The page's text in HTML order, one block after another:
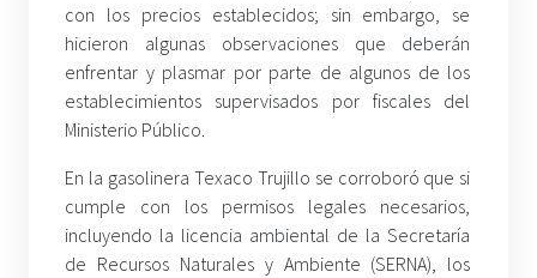
con los precios establecidos; sin embargo, se
hicieron algunas observaciones que deberán
enfrentar y plasmar por parte de algunos de los
establecimientos supervisados por fiscales del
Ministerio Público.
En la gasolinera Texaco Trujillo se corroboró que si
cumple con los permisos legales necesarios,
incluyendo la licencia ambiental de la Secretaría
de Recursos Naturales y Ambiente (SERNA), los